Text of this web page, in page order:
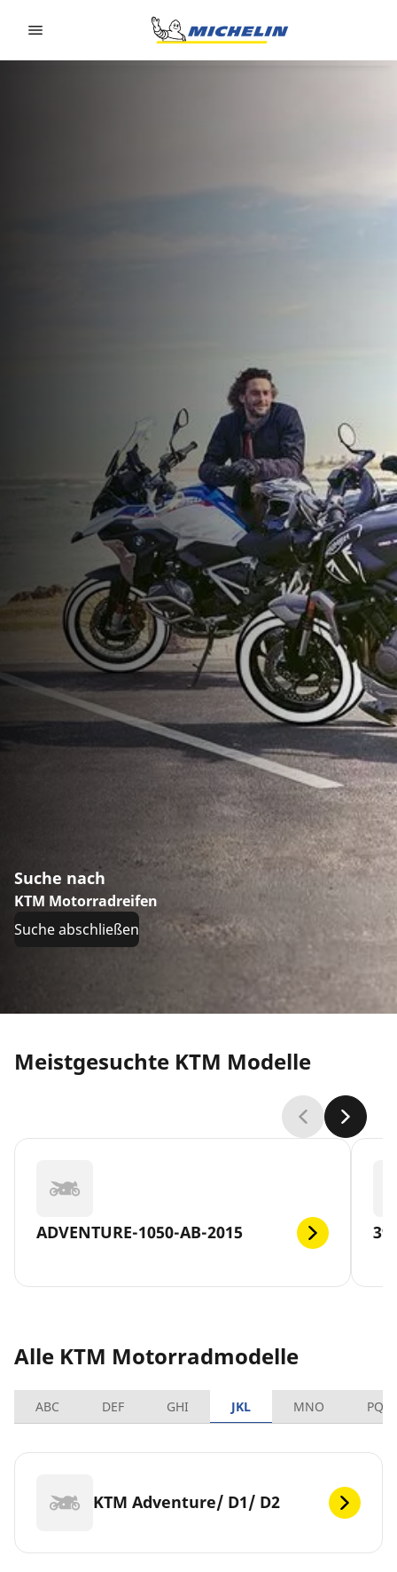
Suche nach
KTM Motorradreifen
Suche abschließen
Meistgesuchte KTM Modelle
ADVENTURE-1050-AB-2015
Alle KTM Motorradmodelle
ABC DEF GHI JKL MNO
KTM Adventure/ D1/ D2